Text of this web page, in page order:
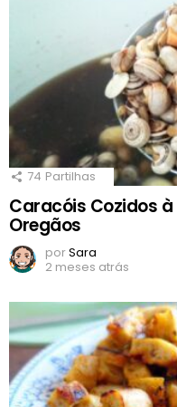
74 Partilhas
Caracóis Cozidos
Oregãos
porSara
2 meses atrás